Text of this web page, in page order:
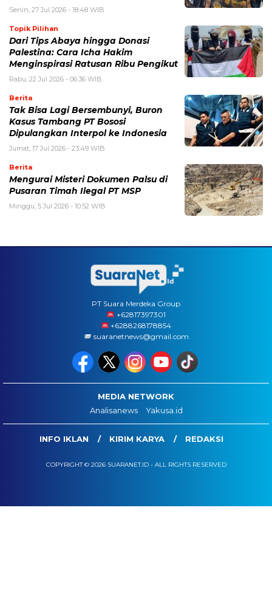
Senin, 27 Jul 2026 - 18:48 WIB
Topik Pilihan
Dari Tips Abaya hingga Donasi
Palestina: Cara Icha Hakim
Menginspirasi Ratusan Ribu Pengikut
Rabu, 22 Jul 2026 - 06:36 WIB
Berita
Tak Bisa Lagi Bersembunyi, Buron
Kasus Tambang PT Bososi
Dipulangkan Interpol ke Indonesia
Jumat, 17 Jul 2026 - 23:49 WIB
Berita
Mengurai Misteri Dokumen Palsu di
Pusaran Timah Ilegal PT MSP
Minggu, 5 Jul 2026 - 10:52 WIB
PT Suara Merdeka Group
‪+62817397301
+6288268178854
suaranetnews@gmail.com
MEDIA NETWORK
Analisanews
Yakusa.id
INFO IKLAN KIRIM KARYA REDAKSI
COPYRIGHT © 2026 SUARANET.ID - ALL RIGHTS RESERVED